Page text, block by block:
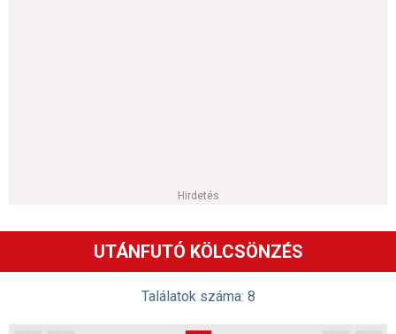
Hirdetés
UTÁNFUTÓ KÖLCSÖNZÉS
Találatok száma: 8